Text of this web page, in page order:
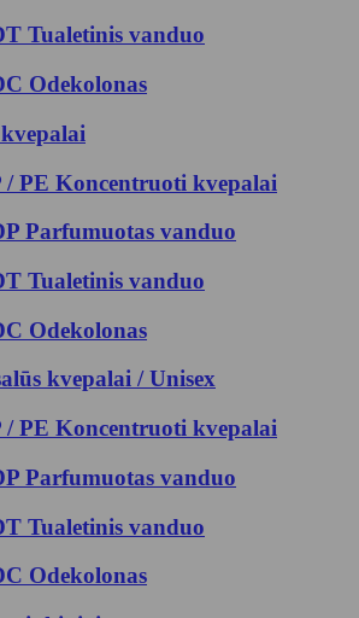
Tualetinis vanduo
Odekolonas
/ PE Koncentruoti kvepalai
Parfumuotas vanduo
Tualetinis vanduo
Odekolonas
kvepalai / Unisex
/ PE Koncentruoti kvepalai
Parfumuotas vanduo
Tualetinis vanduo
Odekolonas